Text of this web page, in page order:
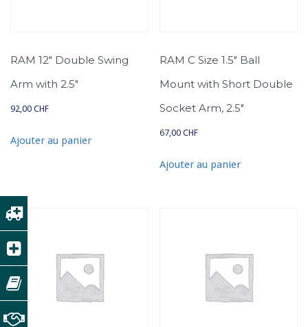
RAM 12″ Double Swing
Arm with 2.5″
92,00 CHF
Ajouter au panier
RAM C Size 1.5″ Ball
Mount with Short Double
Socket Arm, 2.5″
67,00CHF
Ajouter au panier